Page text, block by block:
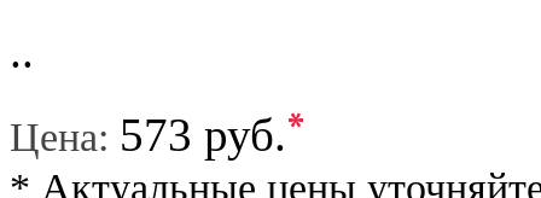
..
Цена: 573 руб.*
* Актуальные цены